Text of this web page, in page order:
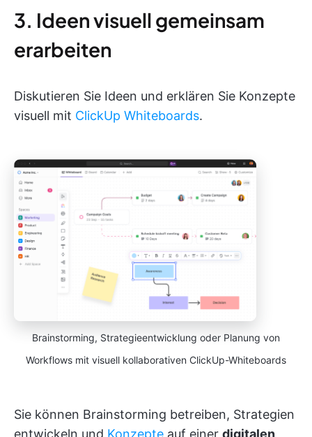
3. Ideen visuell gemeinsam
erarbeiten
Diskutieren Sie Ideen und erklären Sie Konzepte
visuell mit ClickUp Whiteboards.
Brainstorming, Strategieentwicklung oder Planung von
Workflows mit visuell kollaborativen ClickUp-Whiteboards
Sie können Brainstorming betreiben, Strategien
entwickeln und Konzepte auf einer digitalen